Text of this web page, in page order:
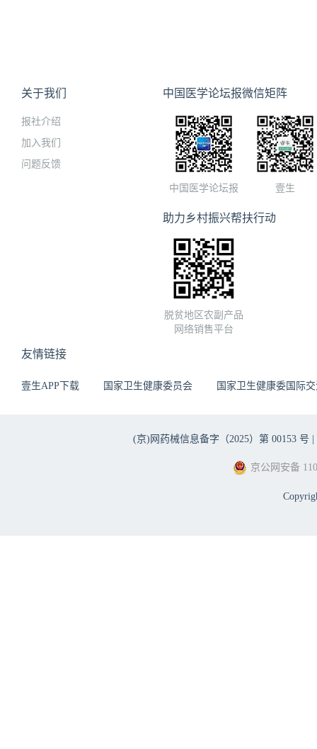
关于我们
报社介绍
加入我们
问题反馈
中国医学论坛报微信矩阵
中国医学论坛报 壹生
助力乡村振兴帮扶行动
脱贫地区农副产品
网络销售平台
友情链接
壹生APP下载 国家卫生健康委员会 国家卫生健康委国际
(京)网药械信息备字（2025）第 00153 号 |
京公网安备